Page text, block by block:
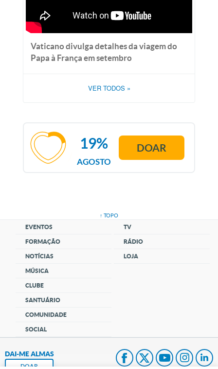
Vaticano divulga detalhes da viagem do
Papa à França em setembro
VER TODOS »
AGOSTO
19% DOAR
↑ TOPO
EVENTOS
FORMAÇÃO
NOTÍCIAS
MÚSICA
CLUBE
SANTUÁRIO
COMUNIDADE
SOCIAL
TV
RÁDIO
LOJA
DAI-ME ALMAS
DOAR